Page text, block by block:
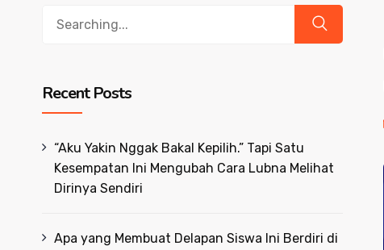
Recent Posts
“Aku Yakin Nggak Bakal Kepilih.” Tapi Satu
Kesempatan Ini Mengubah Cara Lubna Melihat
Dirinya Sendiri
Apa yang Membuat Delapan Siswa Ini Berdiri di